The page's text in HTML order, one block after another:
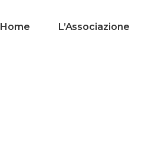
Home L’Associazione